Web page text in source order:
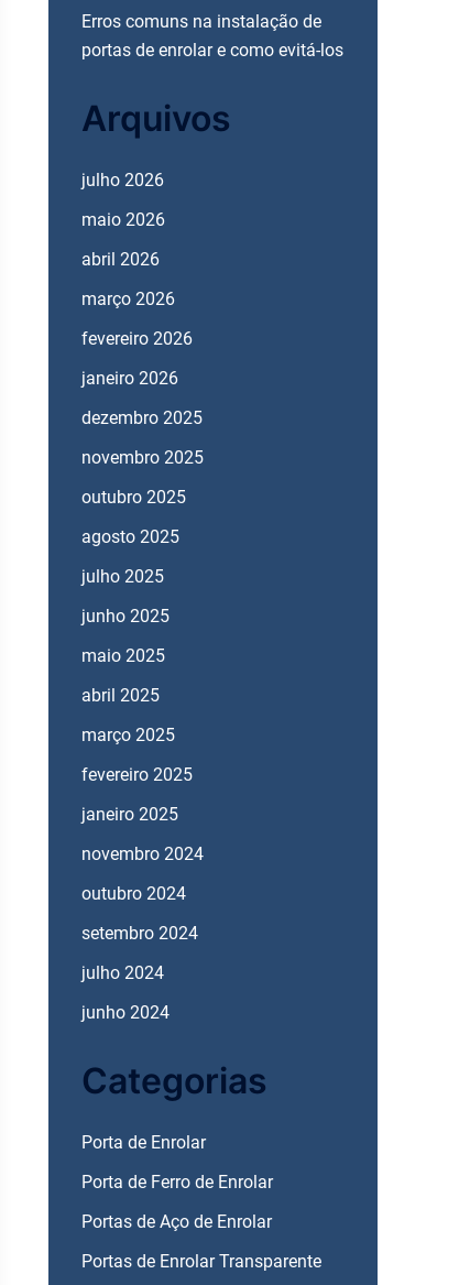
Erros comuns na instalação de
portas de enrolar e como evitá-los
Arquivos
julho 2026
maio 2026
abril 2026
março 2026
fevereiro 2026
janeiro 2026
dezembro 2025
novembro 2025
outubro 2025
agosto 2025
julho 2025
junho 2025
maio 2025
abril 2025
março 2025
fevereiro 2025
janeiro 2025
novembro 2024
outubro 2024
setembro 2024
julho 2024
junho 2024
Categorias
Porta de Enrolar
Porta de Ferro de Enrolar
Portas de Aço de Enrolar
Portas de Enrolar Transparente